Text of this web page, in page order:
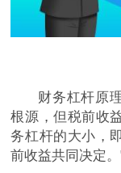
财务杠杆原
根源，但税前收
务杠杆的大小，
前收益共同决定